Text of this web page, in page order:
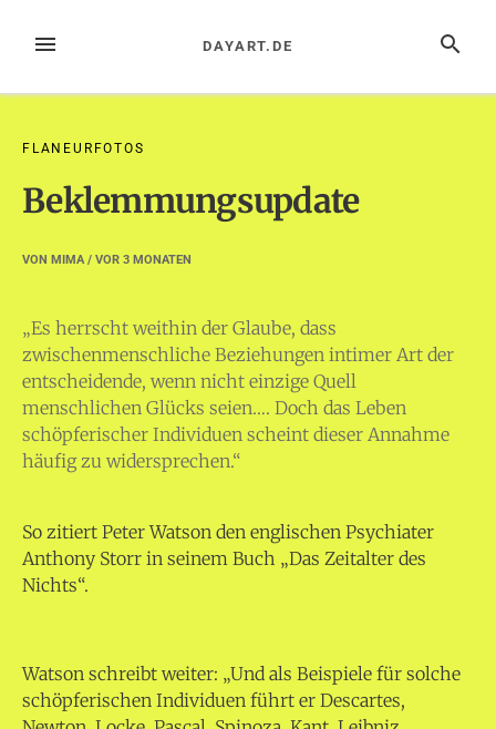
InhaltMENÜ SUCHE
DAYART.DE
FLANEURFOTOS
Beklemmungsupdate
VON MIMA/ VOR 3 MONATEN
„Es herrscht weithin der Glaube, dass
zwischenmenschliche Beziehungen intimer Art der
entscheidende, wenn nicht einzige Quell
menschlichen Glücks seien…. Doch das Leben
schöpferischer Individuen scheint dieser Annahme
häufig zu widersprechen.“
So zitiert Peter Watson den englischen Psychiater
Anthony Storr in seinem Buch „Das Zeitalter des
Nichts“.
Watson schreibt weiter: „Und als Beispiele für solche
schöpferischen Individuen führt er Descartes,